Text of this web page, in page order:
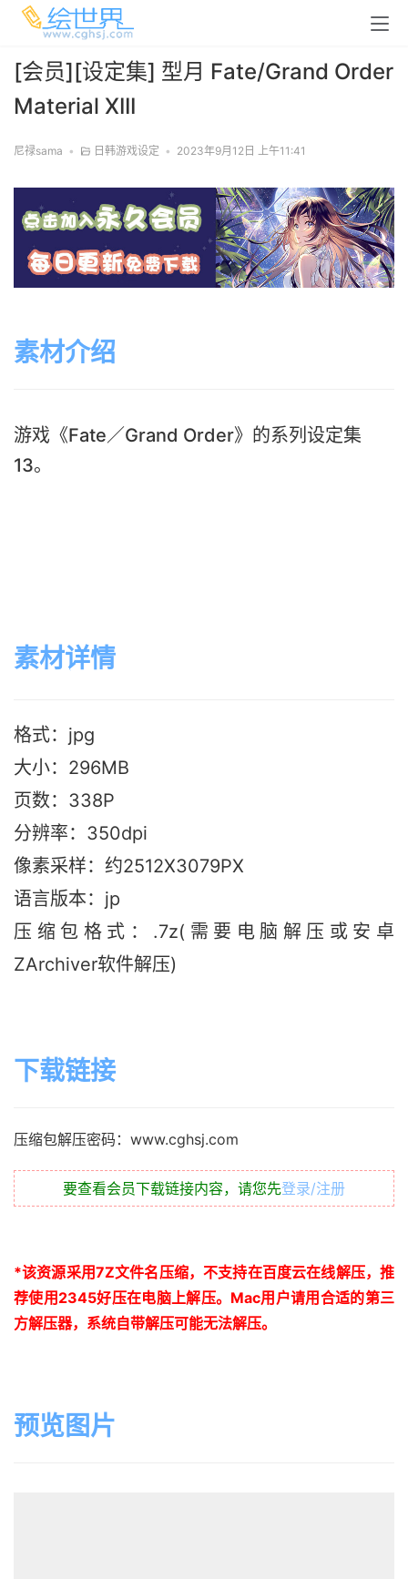
[会员][设定集] 型月 Fate/Grand Order
Material XIII
尼禄sama • 日韩游戏设定 • 2023年9月12日 上午11:41
素材介绍
游戏《Fate／Grand Order》的系列设定集
13。
素材详情
格式：jpg
大小：296MB
页数：338P
分辨率：350dpi
像素采样：约2512X3079PX
语言版本：jp
压缩包格式：.7z(需要电脑解压或安卓
ZArchiver软件解压)
下载链接
压缩包解压密码：www.cghsj.com
要查看会员下载链接内容，请您先登录/注册
*该资源采用7Z文件名压缩，不支持在百度云在线解压，推
荐使用2345好压在电脑上解压。 Mac用户请用合适的第三
方解压器，系统自带解压可能无法解压。
预览图片